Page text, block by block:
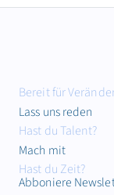
Bereit für
Lass uns reden
Hast du Talent?
Mach mit
Hast du Zeit?
Abboniere